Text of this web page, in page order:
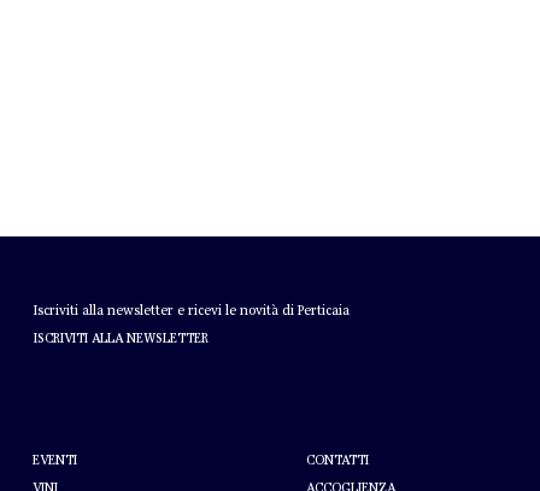
Iscriviti alla newsletter e ricevi le novità di Perticaia
ISCRIVITI ALLA NEWSLETTER
EVENTI
VINI
CONTATTI
ACCOGLIENZA